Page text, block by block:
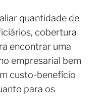
quantidade de
cobertura
encontrar uma
empresarial bem
custo-benefício
para os